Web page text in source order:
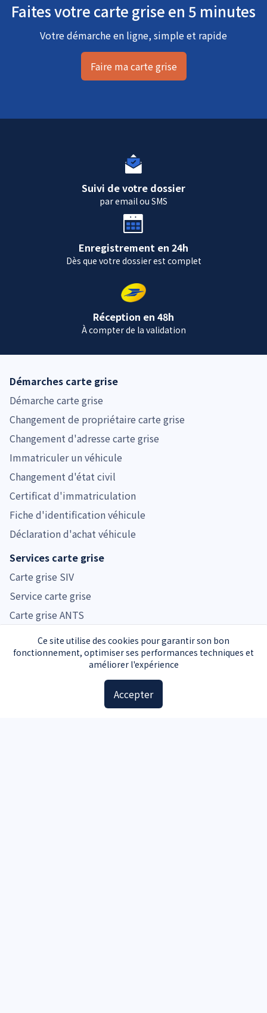
Ce site utilise des cookies pour garantir son bon
fonctionnement, optimiser ses performances techniques et
améliorer l'expérience
Accepter
Faites votre carte grise en 5 minutes
Votre démarche en ligne, simple et rapide
Faire ma carte grise
Suivi de votre dossier
par email ou SMS
Enregistrement en 24h
Dès que votre dossier est complet
Réception en 48h
À compter de la validation
Démarches carte grise
Démarche carte grise
Changement de propriétaire carte grise
Changement d'adresse carte grise
Immatriculer un véhicule
Changement d'état civil
Certificat d'immatriculation
Fiche d'identification véhicule
Déclaration d'achat véhicule
Services carte grise
Carte grise SIV
Service carte grise
Carte grise ANTS
Prix carte grise
Tarifs carte grise par région
Tarifs carte grise par véhicule